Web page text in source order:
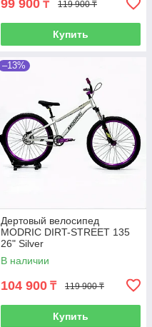
99 900 ₸ 119 900 ₸
Купить
–13%
Дертовый велосипед
MODRIC DIRT-STREET 135
26" Silver
В наличии
104 900 ₸ 119 900 ₸
Купить